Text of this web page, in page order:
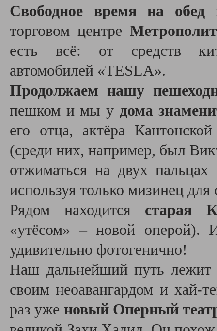
Свободное время на
торговом центре
есть всё: от средств
автомобилей «TESLA».
Продолжаем нашу
пешком и мы у дома
его отца, актёра
(среди них, например, был
отжиматься на двух
используя только мизинец для
Рядом находится старая
«утёсом» – новой оперой).
удивительно фотогенично!
Наш дальнейший путь
своим неоавангардом и хай-
раз уже новый Оперный